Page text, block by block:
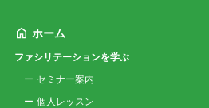
ホーム
ファシリテーションを学ぶ
セミナー案内
個人レッスン